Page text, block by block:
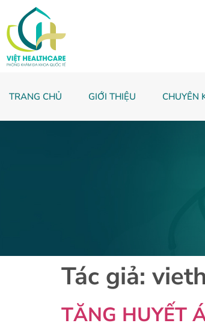
TRANG CHỦ GIỚI THIỆU CHUYÊN
Tác giả:
TĂNG HUYẾT